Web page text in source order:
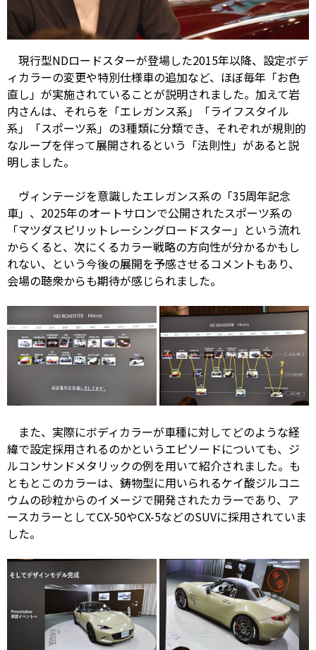
現行型NDロードスターが登場した2015年以降、設定ボデ
ィカラーの変更や特別仕様車の追加など、ほぼ毎年「お色
直し」が実施されていることが説明されました。加えて岩
内さんは、それらを「エレガンス系」「ライフスタイル
系」「スポーツ系」の3種類に分類でき、それぞれが規則的
なループを伴って展開されるという「法則性」があると説
明しました。
ヴィンテージを意識したエレガンス系の「35周年記念
車」、2025年のオートサロンで公開されたスポーツ系の
「マツダスピリットレーシングロードスター」という流れ
からくると、次にくるカラー戦略の方向性が分かるかもし
れない、という今後の展開を予感させるコメントもあり、
会場の聴衆からも期待が感じられました。
また、実際にボディカラーが車種に対してどのような経
緯で設定採用されるのかというエピソードについても、ジ
ルコンサンドメタリックの例を用いて紹介されました。も
ともとこのカラーは、鋳物型に用いられるケイ酸ジルコニ
ウムの砂粒からのイメージで開発されたカラーであり、ア
ースカラーとしてCX-50やCX-5などのSUVに採用されていま
した。